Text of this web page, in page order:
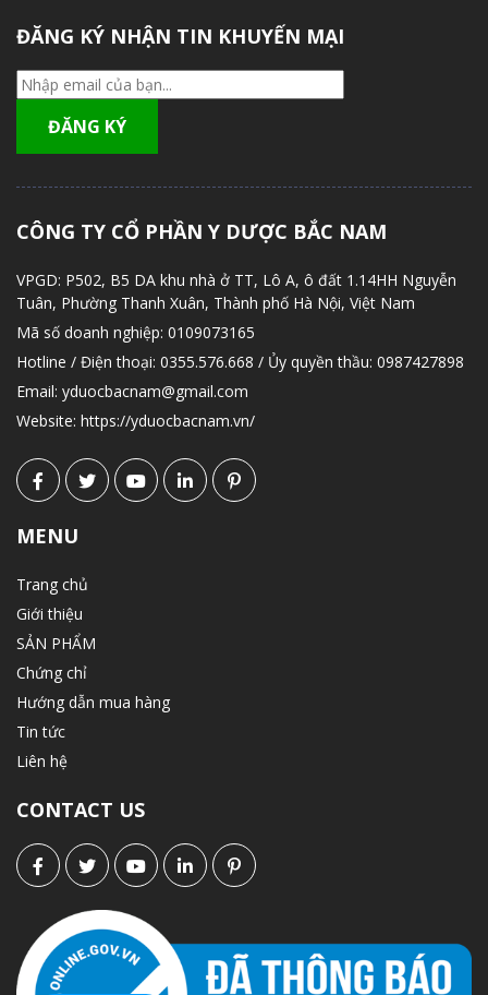
ĐĂNG KÝ NHẬN TIN KHUYẾN MẠI
CÔNG TY CỔ PHẦN Y DƯỢC BẮC NAM
VPGD: P502, B5 DA khu nhà ở TT, Lô A, ô đất 1.14HH Nguyễn
Tuân, Phường Thanh Xuân, Thành phố Hà Nội, Việt Nam
Mã số doanh nghiệp: 0109073165
Hotline / Điện thoại: 0355.576.668 / Ủy quyền thầu: 0987427898
Email: yduocbacnam@gmail.com
Website: https://yduocbacnam.vn/
MENU
Trang chủ
Giới thiệu
SẢN PHẨM
Chứng chỉ
Hướng dẫn mua hàng
Tin tức
Liên hệ
CONTACT US